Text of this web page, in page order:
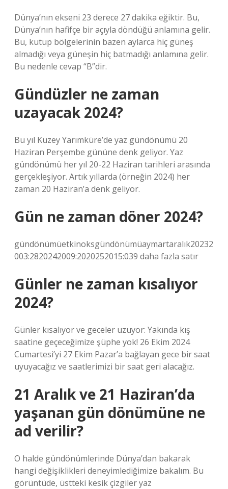
Dünya’nın ekseni 23 derece 27 dakika eğiktir. Bu,
Dünya’nın hafifçe bir açıyla döndüğü anlamına gelir.
Bu, kutup bölgelerinin bazen aylarca hiç güneş
almadığı veya güneşin hiç batmadığı anlamına gelir.
Bu nedenle cevap “B”dir.
Gündüzler ne zaman
uzayacak 2024?
Bu yıl Kuzey Yarımküre’de yaz gündönümü 20
Haziran Perşembe gününe denk geliyor. Yaz
gündönümü her yıl 20-22 Haziran tarihleri ​​arasında
gerçekleşiyor. Artık yıllarda (örneğin 2024) her
zaman 20 Haziran’a denk geliyor.
Gün ne zaman döner 2024?
gündönümüetkinoksgündönümüaymartaralık20232
003:2820242009:2020252015:039 daha fazla satır
Günler ne zaman kısalıyor
2024?
Günler kısalıyor ve geceler uzuyor: Yakında kış
saatine geçeceğimize şüphe yok! 26 Ekim 2024
Cumartesi’yi 27 Ekim Pazar’a bağlayan gece bir saat
uyuyacağız ve saatlerimizi bir saat geri alacağız.
21 Aralık ve 21 Haziran’da
yaşanan gün dönümüne ne
ad verilir?
O halde gündönümlerinde Dünya’dan bakarak
hangi değişiklikleri deneyimlediğimize bakalım. Bu
görüntüde, üstteki kesik çizgiler yaz